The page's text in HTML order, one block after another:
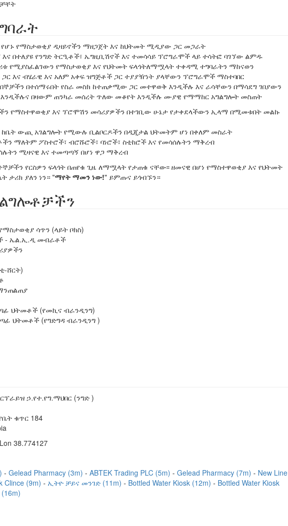
የሆኑ የማስታወቂያ ዲዛይኖችን ማዘጋጀት እና ከህትመት ሚዲያው ጋር መጋራት
እና በተለያዩ የንግድ ትርዒቶች፣ ኤግዚቢሽኖች እና ተመሳሳይ ፕሮግራሞች ላይ ተሳትፎ ባገኘው ልምዱ
የሚያስፈልገውን የማስታወቂያ እና የህትመት ፍላጎትለማሟላት ተቀዳሚ ተግባራትን ማከናወን
ጋር እና ብሄራዊ እና አለም አቀፍ ዝግጅቶች ጋር ተያያዥነት ያላቸውን ፕሮግራሞች ማስተባበር
በተሰማሩበት የስራ መስክ ከተጠቃሚው ጋር መተዋወቅ እንዲችሉ እና ራሳቸውን በማሳደግ ገበያውን
በዛውም ጠንካራ መሰረት ጥለው መቆየት እንዲችሉ ሙያዊ የማማከር አግልግሎት መስጠት
የማስተዋወቂያ እና ፕሮሞሽን መሳሪያዎችን በተገቢው ሁኔታ የታቀደላችውን ኢላማ በሚመቱበት መልኩ
ከቤት ውጪ አገልግሎት የሚውሉ ቢልቦርዶችን በዲጂታል ህትመትም ሆነ በቀለም መስራት
ማለትም ፖስተሮች፣ ብሮሹሮች፣ ባነሮች፣ ስቲከሮች እና የመሳሰሉትን ማቅረብ
ሚዛናዊ እና ተመጣጣኝ በሆነ ዋጋ ማቅረብ
የርስዎን ፍላጎት በጠየቁ ጊዜ ለማሟላት የታጠቁ ናቸው፡፡ ዘመናዊ በሆነ የማስተዋወቂያ እና የህትመት
ታሪክ ያለን ነን። ማየት ማመን ነው! ይምጡና ይጎብኙን።
ሳጥን (ላይት ቦክስ)
- ኤል.ኢ.ዲ መብራቶች
ሸርት)
ህትመቶች (የመኪና ብራንዲንግ)
ህትመቶች (የግድግዳ ብራንዲንግ )
ኃ.የተ.የግ.ማህበር (ንግድ )
ቁጥር 184
38.774127
Gelead Pharmacy (3m) ABTEK Trading PLC (5m) Gelead Pharmacy (7m)
New Line
Clince (9m) ኢትዮ ቻይና መንገድ (11m) Bottled Water Kiosk (12m)
Bottled Water Kiosk